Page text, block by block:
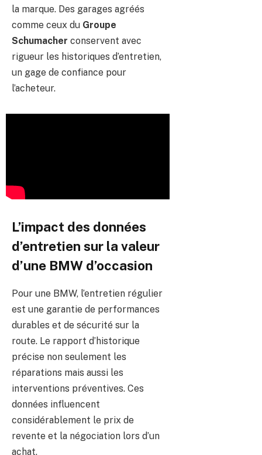
la marque. Des garages agréés
comme ceux du Groupe
Schumacher conservent avec
rigueur les historiques d’entretien,
un gage de confiance pour
l’acheteur.
L’impact des données
d’entretien sur la valeur
d’une BMW d’occasion
Pour une BMW, l’entretien régulier
est une garantie de performances
durables et de sécurité sur la
route. Le rapport d’historique
précise non seulement les
réparations mais aussi les
interventions préventives. Ces
données influencent
considérablement le prix de
revente et la négociation lors d’un
achat.